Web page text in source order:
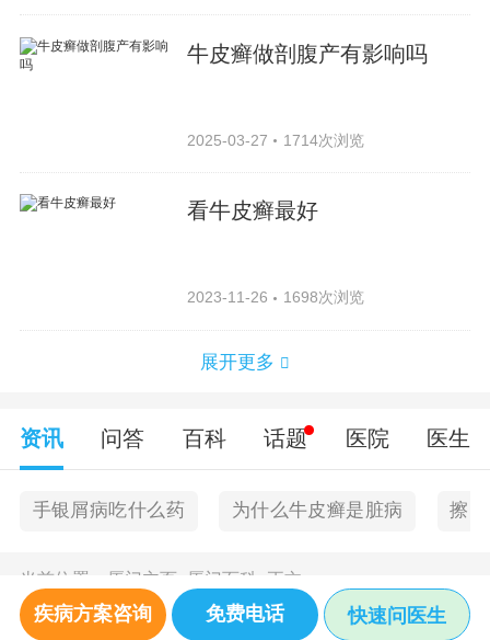
牛皮癣做剖腹产有影响吗
2025-03-27 1714次浏览
看牛皮癣最好
2023-11-26 1698次浏览
展开更多
资讯 问答 百科 话题 医院 医生
手银屑病吃什么药 为什么牛皮癣是脏病 擦
当前位置： 厦门主页> 厦门百科 正文
疾病方案咨询 免费电话 快速问医生